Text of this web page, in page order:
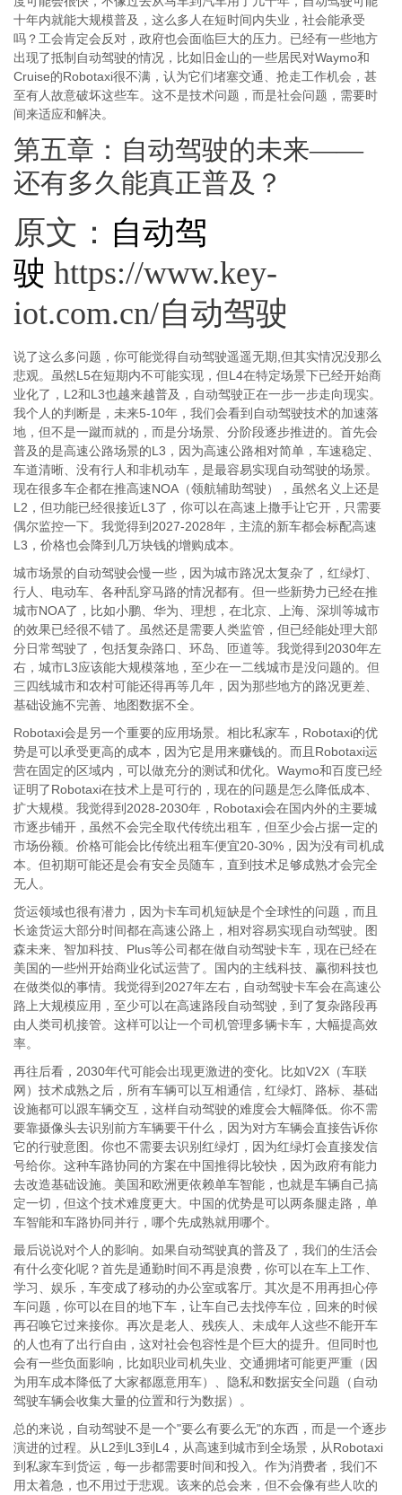
十年内就能大规模普及，这么多人在短时间内失业，社会能承受
吗？工会肯定会反对，政府也会面临巨大的压力。已经有一些地方
出现了抵制自动驾驶的情况，比如旧金山的一些居民对Waymo和
Cruise的Robotaxi很不满，认为它们堵塞交通、抢走工作机会，甚
至有人故意破坏这些车。这不是技术问题，而是社会问题，需要时
间来适应和解决。
第五章：自动驾驶的未来——
还有多久能真正普及？
原文： 自动驾
驶 https://www.key-
iot.com.cn/自动驾驶
说了这么多问题，你可能觉得自动驾驶遥遥无期,但其实情况没那么
悲观。虽然L5在短期内不可能实现，但L4在特定场景下已经开始商
业化了，L2和L3也越来越普及，自动驾驶正在一步一步走向现实。
我个人的判断是，未来5-10年，我们会看到自动驾驶技术的加速落
地，但不是一蹴而就的，而是分场景、分阶段逐步推进的。首先会
普及的是高速公路场景的L3，因为高速公路相对简单，车速稳定、
车道清晰、没有行人和非机动车，是最容易实现自动驾驶的场景。
现在很多车企都在推高速NOA（领航辅助驾驶），虽然名义上还是
L2，但功能已经很接近L3了，你可以在高速上撒手让它开，只需要
偶尔监控一下。我觉得到2027-2028年，主流的新车都会标配高速
L3，价格也会降到几万块钱的增购成本。
城市场景的自动驾驶会慢一些，因为城市路况太复杂了，红绿灯、
行人、电动车、各种乱穿马路的情况都有。但一些新势力已经在推
城市NOA了，比如小鹏、华为、理想，在北京、上海、深圳等城市
的效果已经很不错了。虽然还是需要人类监管，但已经能处理大部
分日常驾驶了，包括复杂路口、环岛、匝道等。我觉得到2030年左
右，城市L3应该能大规模落地，至少在一二线城市是没问题的。但
三四线城市和农村可能还得再等几年，因为那些地方的路况更差、
基础设施不完善、地图数据不全。
Robotaxi会是另一个重要的应用场景。相比私家车，Robotaxi的优
势是可以承受更高的成本，因为它是用来赚钱的。而且Robotaxi运
营在固定的区域内，可以做充分的测试和优化。Waymo和百度已经
证明了Robotaxi在技术上是可行的，现在的问题是怎么降低成本、
扩大规模。我觉得到2028-2030年，Robotaxi会在国内外的主要城
市逐步铺开，虽然不会完全取代传统出租车，但至少会占据一定的
市场份额。价格可能会比传统出租车便宜20-30%，因为没有司机成
本。但初期可能还是会有安全员随车，直到技术足够成熟才会完全
无人。
货运领域也很有潜力，因为卡车司机短缺是个全球性的问题，而且
长途货运大部分时间都在高速公路上，相对容易实现自动驾驶。图
森未来、智加科技、Plus等公司都在做自动驾驶卡车，现在已经在
美国的一些州开始商业化试运营了。国内的主线科技、赢彻科技也
在做类似的事情。我觉得到2027年左右，自动驾驶卡车会在高速公
路上大规模应用，至少可以在高速路段自动驾驶，到了复杂路段再
由人类司机接管。这样可以让一个司机管理多辆卡车，大幅提高效
率。
再往后看，2030年代可能会出现更激进的变化。比如V2X（车联
网）技术成熟之后，所有车辆可以互相通信，红绿灯、路标、基础
设施都可以跟车辆交互，这样自动驾驶的难度会大幅降低。你不需
要靠摄像头去识别前方车辆要干什么，因为对方车辆会直接告诉你
它的行驶意图。你也不需要去识别红绿灯，因为红绿灯会直接发信
号给你。这种车路协同的方案在中国推得比较快，因为政府有能力
去改造基础设施。美国和欧洲更依赖单车智能，也就是车辆自己搞
定一切，但这个技术难度更大。中国的优势是可以两条腿走路，单
车智能和车路协同并行，哪个先成熟就用哪个。
最后说说对个人的影响。如果自动驾驶真的普及了，我们的生活会
有什么变化呢？首先是通勤时间不再是浪费，你可以在车上工作、
学习、娱乐，车变成了移动的办公室或客厅。其次是不用再担心停
车问题，你可以在目的地下车，让车自己去找停车位，回来的时候
再召唤它过来接你。再次是老人、残疾人、未成年人这些不能开车
的人也有了出行自由，这对社会包容性是个巨大的提升。但同时也
会有一些负面影响，比如职业司机失业、交通拥堵可能更严重（因
为用车成本降低了大家都愿意用车）、隐私和数据安全问题（自动
驾驶车辆会收集大量的位置和行为数据）。
总的来说，自动驾驶不是一个"要么有要么无"的东西，而是一个逐步
演进的过程。从L2到L3到L4，从高速到城市到全场景，从Robotaxi
到私家车到货运，每一步都需要时间和投入。作为消费者，我们不
用太着急，也不用过于悲观。该来的总会来，但不会像有些人吹的